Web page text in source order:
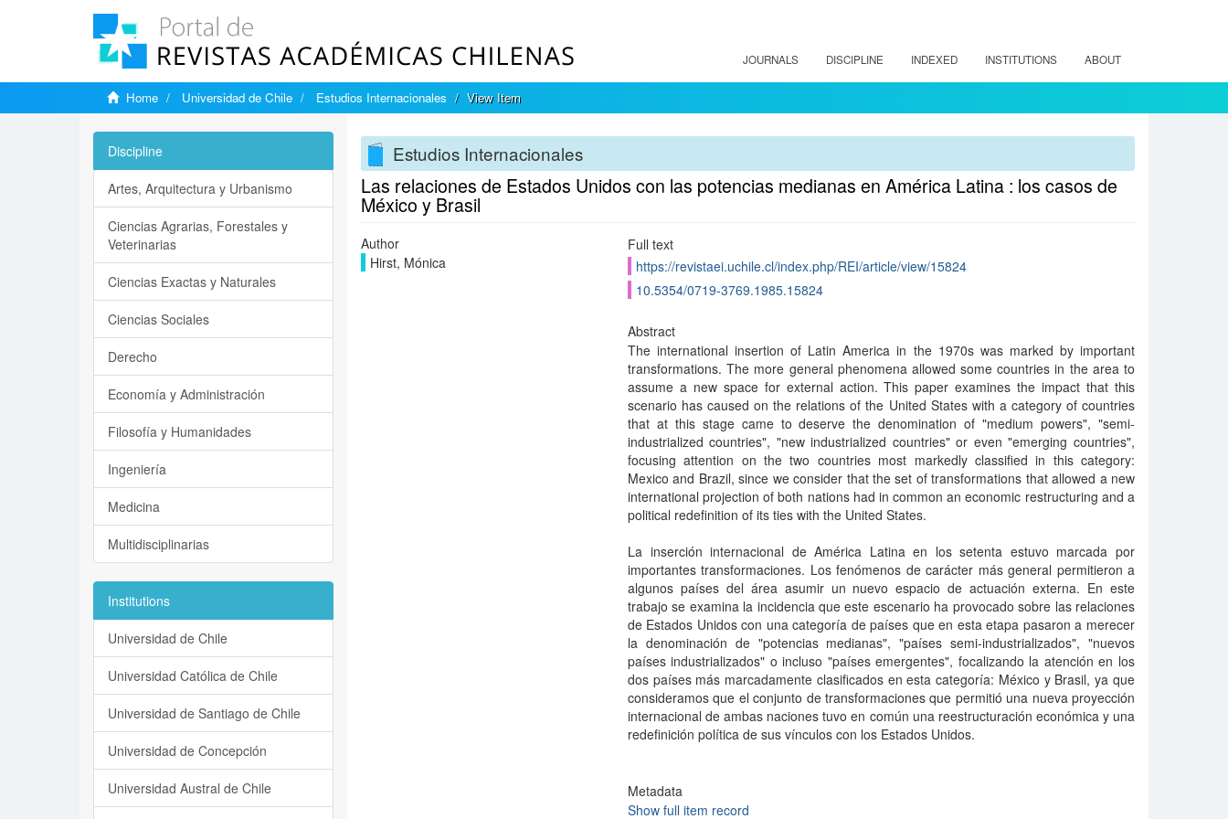
JOURNALS DISCIPLINE INDEXED INSTITUTIONS ABOUT
Home Universidad de Chile Estudios Internacionales View Item
Estudios Internacionales
Las relaciones de Estados Unidos con las potencias medianas en América Latina : los casos de
México y Brasil
Author
Hirst, Mónica
Full text
https://revistaei.uchile.cl/index.php/REI/article/view/15824
10.5354/0719-3769.1985.15824
Abstract
The international insertion of Latin America in the 1970s was marked by important
transformations. The more general phenomena allowed some countries in the area to
assume a new space for external action. This paper examines the impact that this
scenario has caused on the relations of the United States with a category of countries
that at this stage came to deserve the denomination of "medium powers", "semi-
industrialized countries", "new industrialized countries" or even "emerging countries",
focusing attention on the two countries most markedly classified in this category:
Mexico and Brazil, since we consider that the set of transformations that allowed a new
international projection of both nations had in common an economic restructuring and a
political redefinition of its ties with the United States.
La inserción internacional de América Latina en los setenta estuvo marcada por
importantes transformaciones. Los fenómenos de carácter más general permitieron a
algunos países del área asumir un nuevo espacio de actuación externa. En este
trabajo se examina la incidencia que este escenario ha provocado sobre las relaciones
de Estados Unidos con una categoría de países que en esta etapa pasaron a merecer
la denominación de "potencias medianas", "países semi-industrializados", "nuevos
países industrializados" o incluso "países emergentes", focalizando la atención en los
dos países más marcadamente clasificados en esta categoría: México y Brasil, ya que
consideramos que el conjunto de transformaciones que permitió una nueva proyección
internacional de ambas naciones tuvo en común una reestructuración económica y una
redefinición política de sus vínculos con los Estados Unidos.
Metadata
Show full item record
Discipline
Artes, Arquitectura y Urbanismo
Ciencias Agrarias, Forestales y
Veterinarias
Ciencias Exactas y Naturales
Ciencias Sociales
Derecho
Economía y Administración
Filosofía y Humanidades
Ingeniería
Medicina
Multidisciplinarias
Institutions
Universidad de Chile
Universidad Católica de Chile
Universidad de Santiago de Chile
Universidad de Concepción
Universidad Austral de Chile